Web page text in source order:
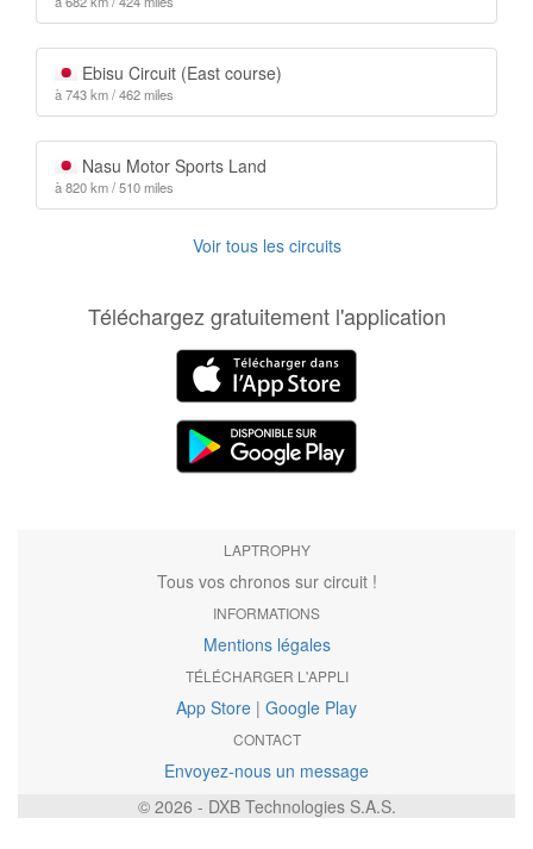
Ebisu Circuit (East course)
à 743 km / 462 miles
Nasu Motor Sports Land
à 820 km / 510 miles
Voir tous les circuits
Téléchargez gratuitement l'application
LAPTROPHY
Tous vos chronos sur circuit !
INFORMATIONS
Mentions légales
TÉLÉCHARGER L'APPLI
App Store | Google Play
CONTACT
Envoyez-nous un message
© 2026 - DXB Technologies S.A.S.